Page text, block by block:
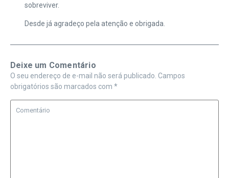
sobreviver.
Desde já agradeço pela atenção e obrigada.
Deixe um Comentário
O seu endereço de e-mail não será publicado. Campos
obrigatórios são marcados com *